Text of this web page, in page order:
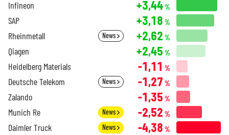
Infineon +3,44%
SAP +3,18 %
Rheinmetall News +2,62 %
Qiagen +2,45 %
Heidelberg Materials -1,11 %
Deutsche Telekom News -1,27 %
Zalando -1,35 %
Munich Re News -2,52 %
Daimler Truck News -4,38 %